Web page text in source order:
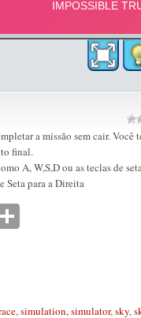
a missão sem cair. Você
final.
A, W,S,D ou as teclas de
Seta para a Direita
Copy
,simulation,simulator,sky,